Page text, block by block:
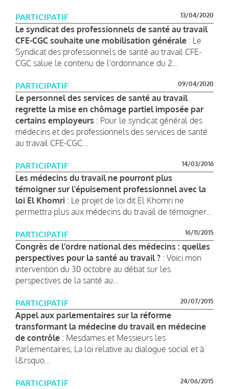
PARTICIPATIF 13/04/2020
Le syndicat des professionnels de santé au travail
CFE-CGC souhaite une mobilisation générale : Le
Syndicat des professionnels de santé au travail CFE-
CGC salue le contenu de l'ordonnance du 2...
PARTICIPATIF 09/04/2020
Le personnel des services de santé au travail
regrette la mise en chômage partiel imposée par
certains employeurs : Pour le syndicat général des
médecins et des professionnels des services de santé
au travail CFE-CGC...
PARTICIPATIF 14/03/2016
Les médecins du travail ne pourront plus
témoigner sur l'épuisement professionnel avec la
loi El Khomri : Le projet de loi dit El Khomri ne
permettra plus aux médecins du travail de témoigner...
PARTICIPATIF 16/11/2015
Congrès de l’ordre national des médecins : quelles
perspectives pour la santé au travail ? : Voici mon
intervention du 30 octobre au débat sur les
perspectives de la santé au...
PARTICIPATIF 20/07/2015
Appel aux parlementaires sur la réforme
transformant la médecine du travail en médecine
de contrôle : Mesdames et Messieurs les
Parlementaires, La loi relative au dialogue social et à
l&rsquo...
PARTICIPATIF 24/06/2015